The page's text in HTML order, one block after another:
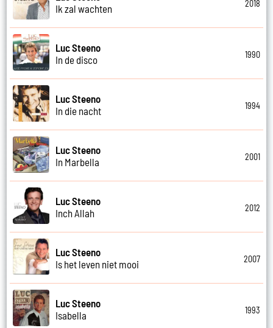
Ik zal wachten
2018
Luc Steeno
In de disco
1990
Luc Steeno
In die nacht
1994
Luc Steeno
In Marbella
2001
Luc Steeno
Inch Allah
2012
Luc Steeno
Is het leven niet mooi
2007
Luc Steeno
Isabella
1993